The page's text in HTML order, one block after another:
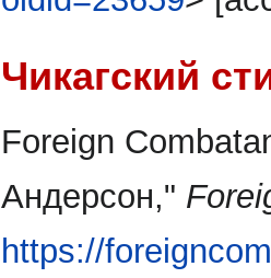
Чикагский
Foreign
Андерсон,"
https://